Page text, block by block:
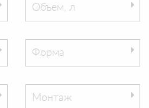
Объем, л
Форма
Монтаж